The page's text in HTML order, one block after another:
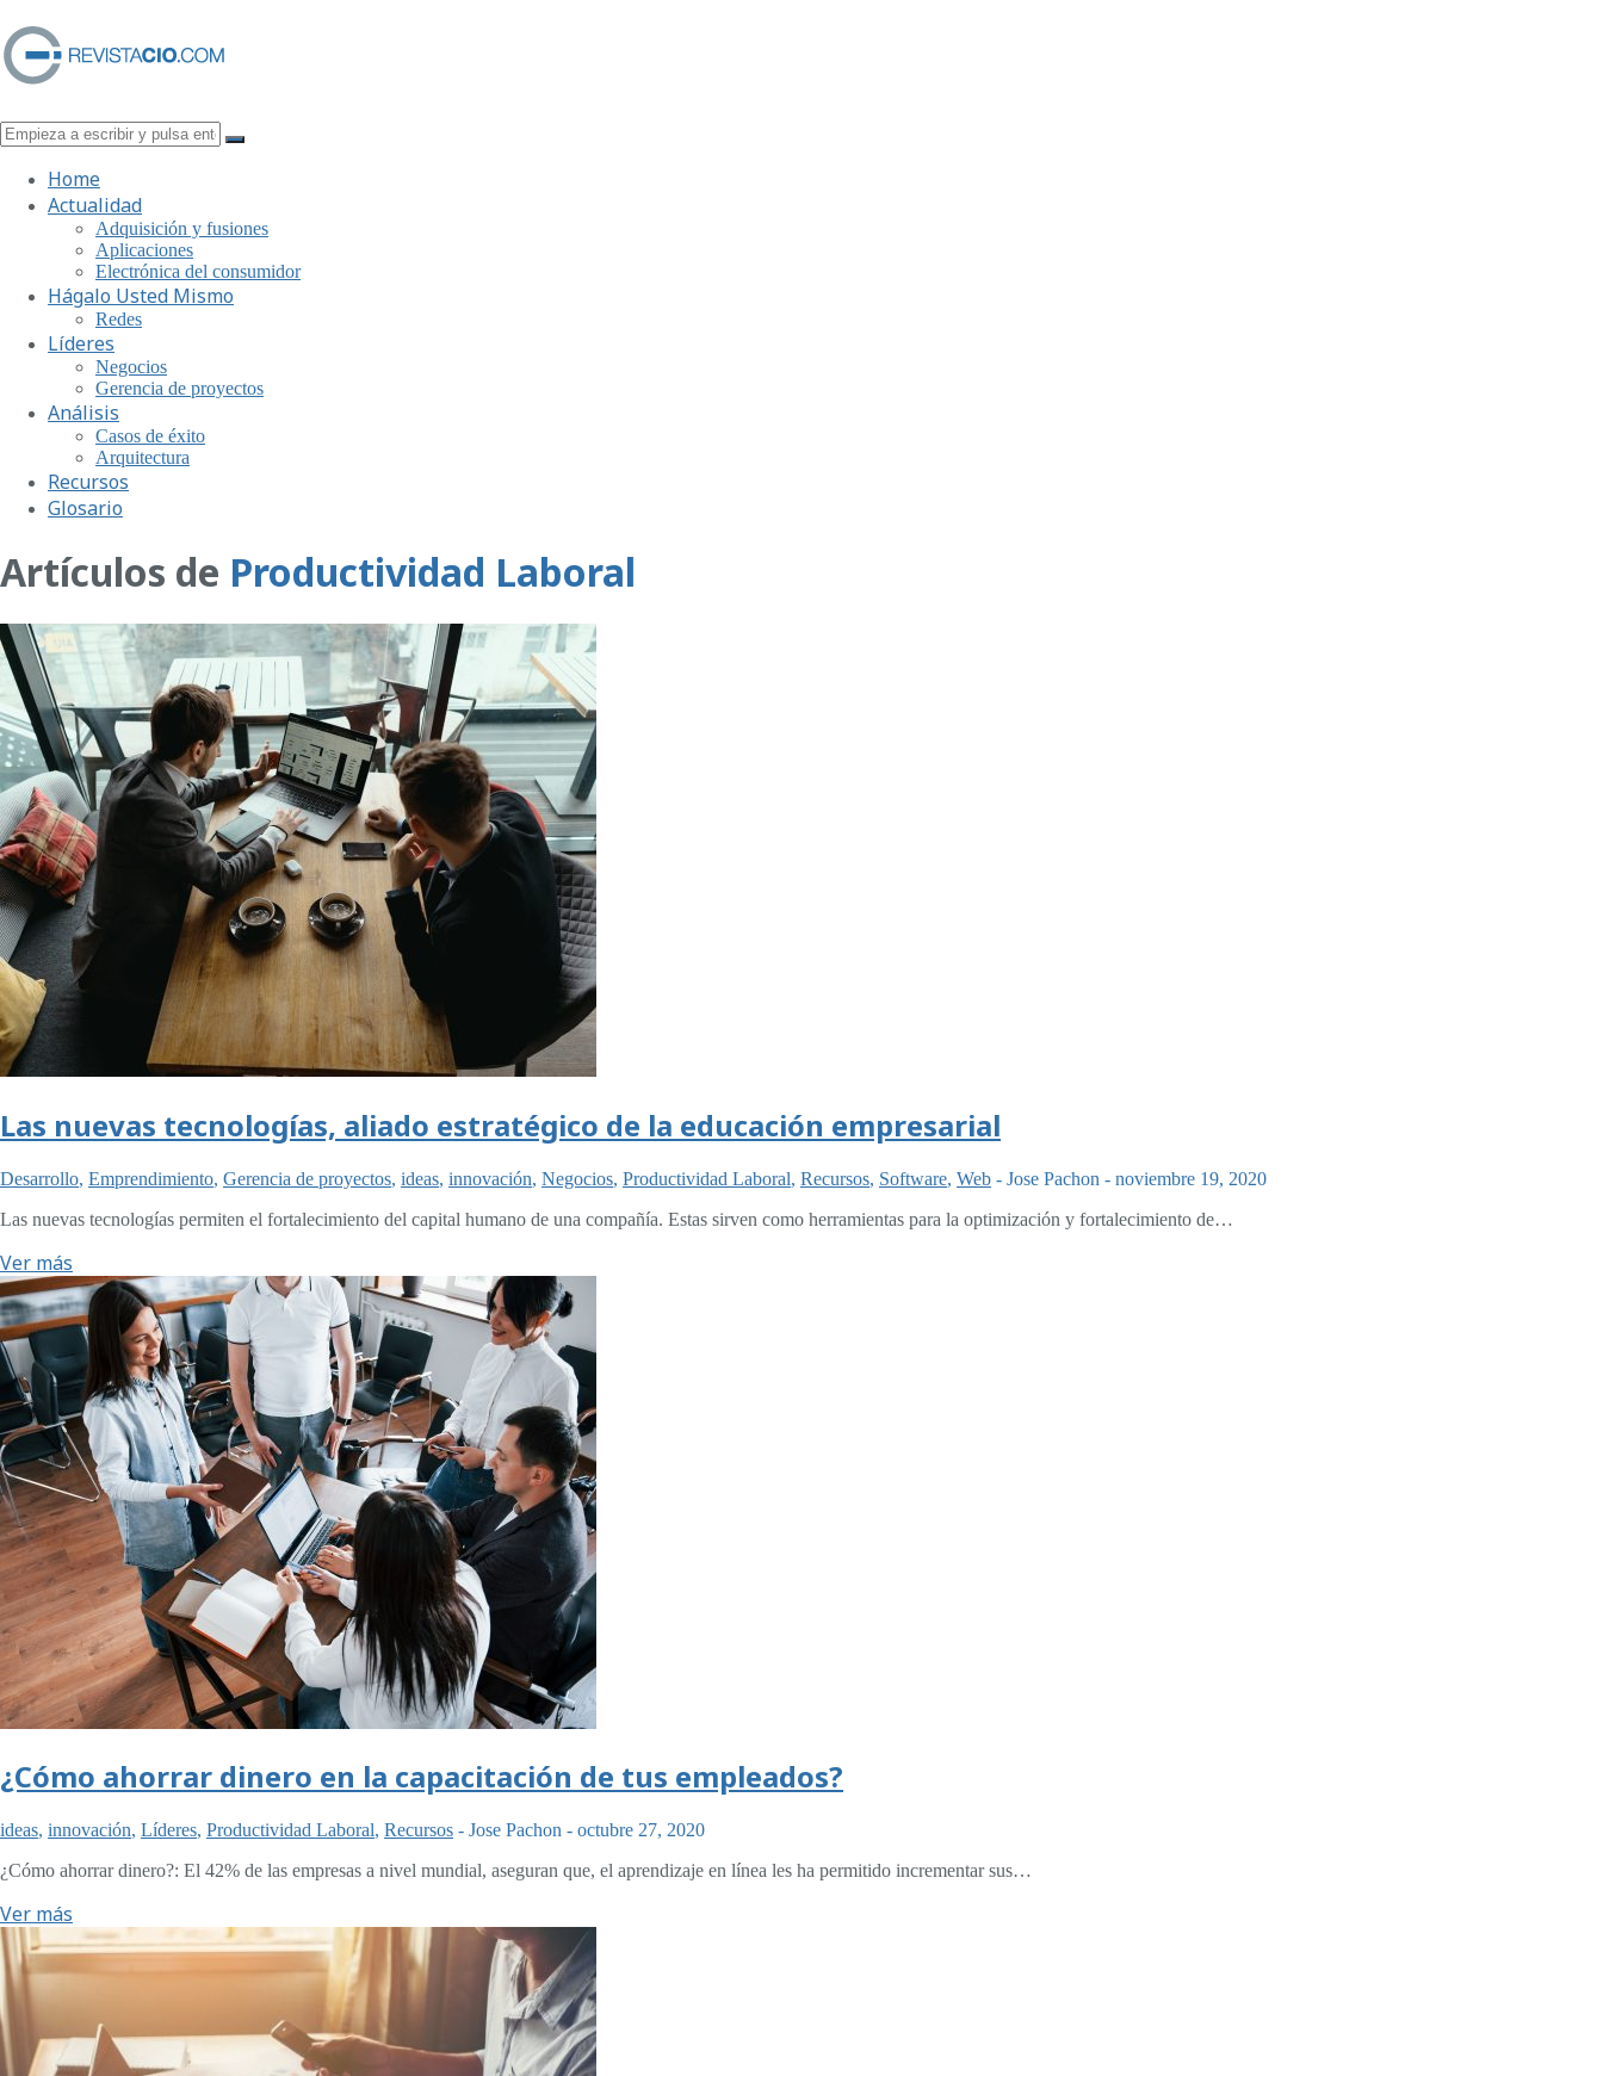
Home
Actualidad
Adquisición y fusiones
Aplicaciones
Electrónica del consumidor
Hágalo Usted Mismo
Redes
Líderes
Negocios
Gerencia de proyectos
Análisis
Casos de éxito
Arquitectura
Recursos
Glosario
Artículos de Productividad Laboral
Las nuevas tecnologías, aliado estratégico de la educación empresarial
Desarrollo, Emprendimiento, Gerencia de proyectos, ideas, innovación, Negocios, Productividad Laboral, Recursos, Software, Web - Jose Pachon - noviembre 19, 2020
Las nuevas tecnologías permiten el fortalecimiento del capital humano de una compañía. Estas sirven como herramientas para la optimización y fortalecimiento de…
Ver más
¿Cómo ahorrar dinero en la capacitación de tus empleados?
ideas, innovación, Líderes, Productividad Laboral, Recursos - Jose Pachon - octubre 27, 2020
¿Cómo ahorrar dinero?: El 42% de las empresas a nivel mundial, aseguran que, el aprendizaje en línea les ha permitido incrementar sus…
Ver más